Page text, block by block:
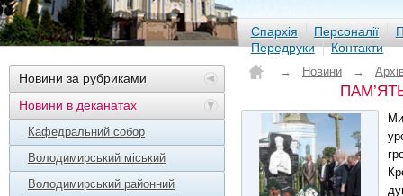
Єпархія Персоналії
Передруки
Контакти
Новини за рубриками
Новини в деканатах
Кафедральний собор
Володимирський міський
Володимирський районний
→ Новини →